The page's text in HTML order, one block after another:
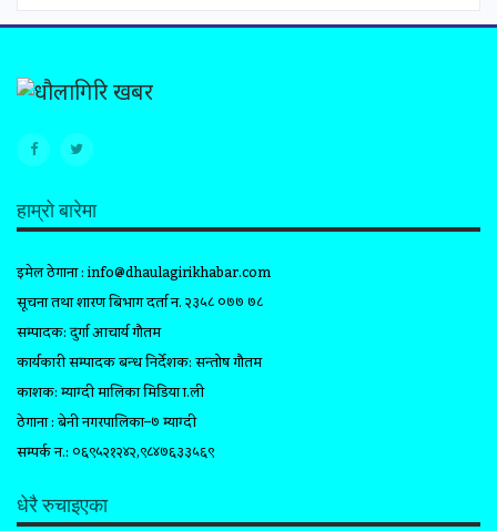
हाम्रो बारेमा
इमेल ठेगाना :info@dhaulagirikhabar.com
सूचना तथा प्रशारण बिभाग दर्ता न. २३५८ ०७७ ७८
सम्पादक: दुर्गा आचार्य गौतम
कार्यकारी सम्पादक प्रबन्ध निर्देशक: सन्तोष गौतम
प्रकाशक: म्याग्दी मालिका मिडिया प्रा.ली
ठेगाना : बेनी नगरपालिका–७ म्याग्दी
सम्पर्क न.: ०६९५२१२४२,९८४७६३३५६९
धेरै रुचाइएका